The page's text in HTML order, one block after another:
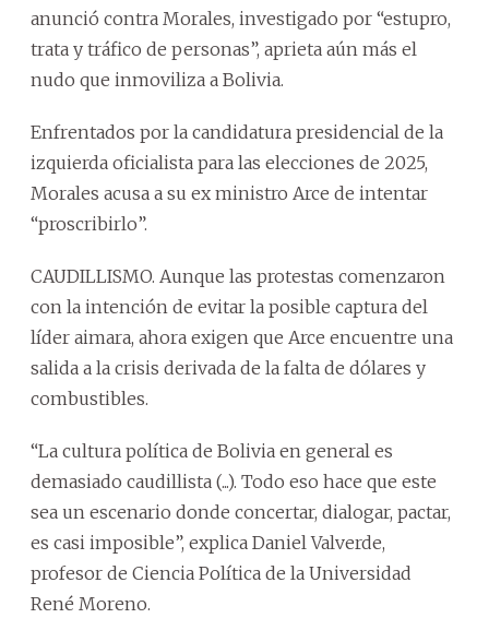
anunció contra Morales, investigado por “estupro,
trata y tráfico de personas”, aprieta aún más el
nudo que inmoviliza a Bolivia.
Enfrentados por la candidatura presidencial de la
izquierda oficialista para las elecciones de 2025,
Morales acusa a su ex ministro Arce de intentar
“proscribirlo”.
CAUDILLISMO. Aunque las protestas comenzaron
con la intención de evitar la posible captura del
líder aimara, ahora exigen que Arce encuentre una
salida a la crisis derivada de la falta de dólares y
combustibles.
“La cultura política de Bolivia en general es
demasiado caudillista (...). Todo eso hace que este
sea un escenario donde concertar, dialogar, pactar,
es casi imposible”, explica Daniel Valverde,
profesor de Ciencia Política de la Universidad
René Moreno.